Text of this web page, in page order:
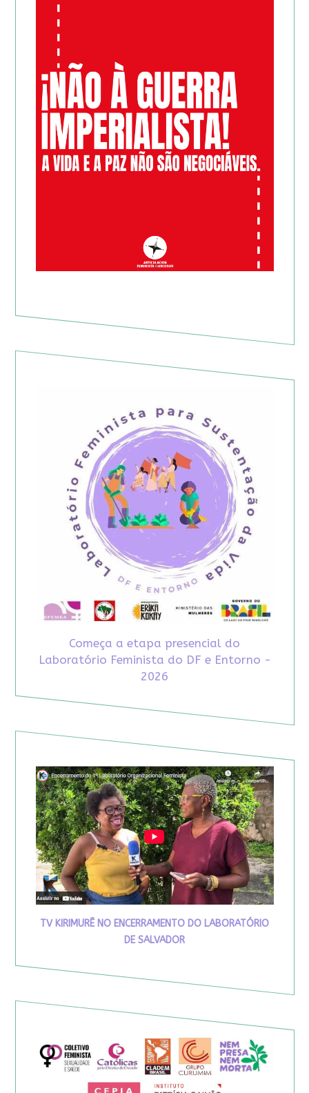
Começa a etapa presencial do
Laboratório Feminista do DF e Entorno -
2026
TV KIRIMURÊ NO ENCERRAMENTO DO LABORATÓRIO
DE SALVADOR